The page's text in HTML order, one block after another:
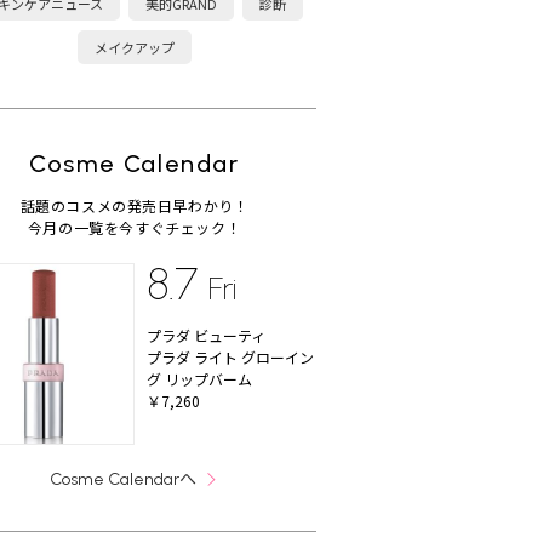
ンケアニュース 美的GRAND 診断
メイクアップ
Cosme Calendar
話題のコスメの発売日早わかり！
今月の一覧を今すぐチェック！
8.7 Fri
プラダ ビューティ
プラダ ライト グローイン
グ リップバーム
￥7,260
Cosme Calendarへ